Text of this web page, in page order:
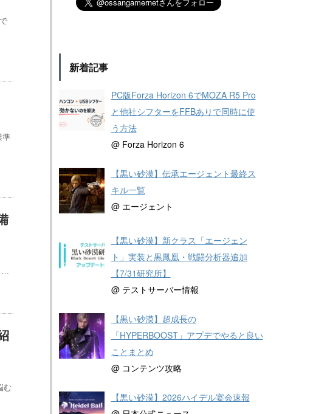
準
…
む
新着記事
PC版Forza Horizon 6でMOZA R5 Pro
と他社シフターをFFBありで同時に使
う方法
@ Forza Horizon 6
【黒い砂漠】伝承エージェント最終ス
キル一覧
@ エージェント
【黒い砂漠】新クラス「エージェン
ト」実装と黒鳳凰・戦闘分析器追加
【7/31研究所】
@ テストサーバー情報
【黒い砂漠】超成長の
「HYPERBOOST」アプデでやると良い
ことまとめ
@ コンテンツ攻略
【黒い砂漠】2026ハイデル宴会速報